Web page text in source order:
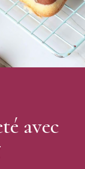
radis et
gluten,
arachides,
avec